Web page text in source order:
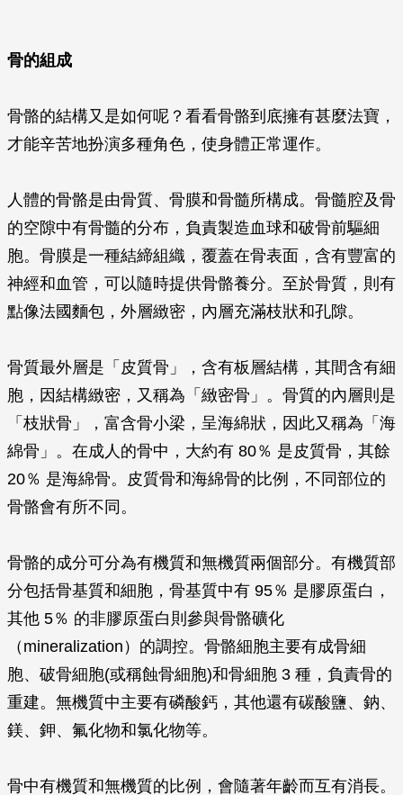
骨的組成
骨骼的結構又是如何呢？看看骨骼到底擁有甚麼法寶，
才能辛苦地扮演多種角色，使身體正常運作。
人體的骨骼是由骨質、骨膜和骨髓所構成。骨髓腔及骨
的空隙中有骨髓的分布，負責製造血球和破骨前驅細
胞。骨膜是一種結締組織，覆蓋在骨表面，含有豐富的
神經和血管，可以隨時提供骨骼養分。至於骨質，則有
點像法國麵包，外層緻密，內層充滿枝狀和孔隙。
骨質最外層是「皮質骨」，含有板層結構，其間含有細
胞，因結構緻密，又稱為「緻密骨」。骨質的內層則是
「枝狀骨」，富含骨小梁，呈海綿狀，因此又稱為「海
綿骨」。在成人的骨中，大約有 80％ 是皮質骨，其餘
20％ 是海綿骨。皮質骨和海綿骨的比例，不同部位的
骨骼會有所不同。
骨骼的成分可分為有機質和無機質兩個部分。有機質部
分包括骨基質和細胞，骨基質中有 95％ 是膠原蛋白，
其他 5％ 的非膠原蛋白則參與骨骼礦化
（mineralization）的調控。骨骼細胞主要有成骨細
胞、破骨細胞(或稱蝕骨細胞)和骨細胞 3 種，負責骨的
重建。無機質中主要有磷酸鈣，其他還有碳酸鹽、鈉、
鎂、鉀、氟化物和氯化物等。
骨中有機質和無機質的比例，會隨著年齡而互有消長。